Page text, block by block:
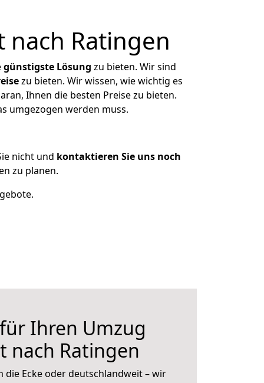
Ratingen
günstigste Lösung zu bieten. Wir sind
zu bieten. Wir wissen, wie wichtig es
Ihnen die besten Preise zu bieten.
umgezogen werden muss.
nicht und kontaktieren Sie uns noch
zu planen.
Ihren Umzug
nach Ratingen
die Ecke oder deutschlandweit – wir